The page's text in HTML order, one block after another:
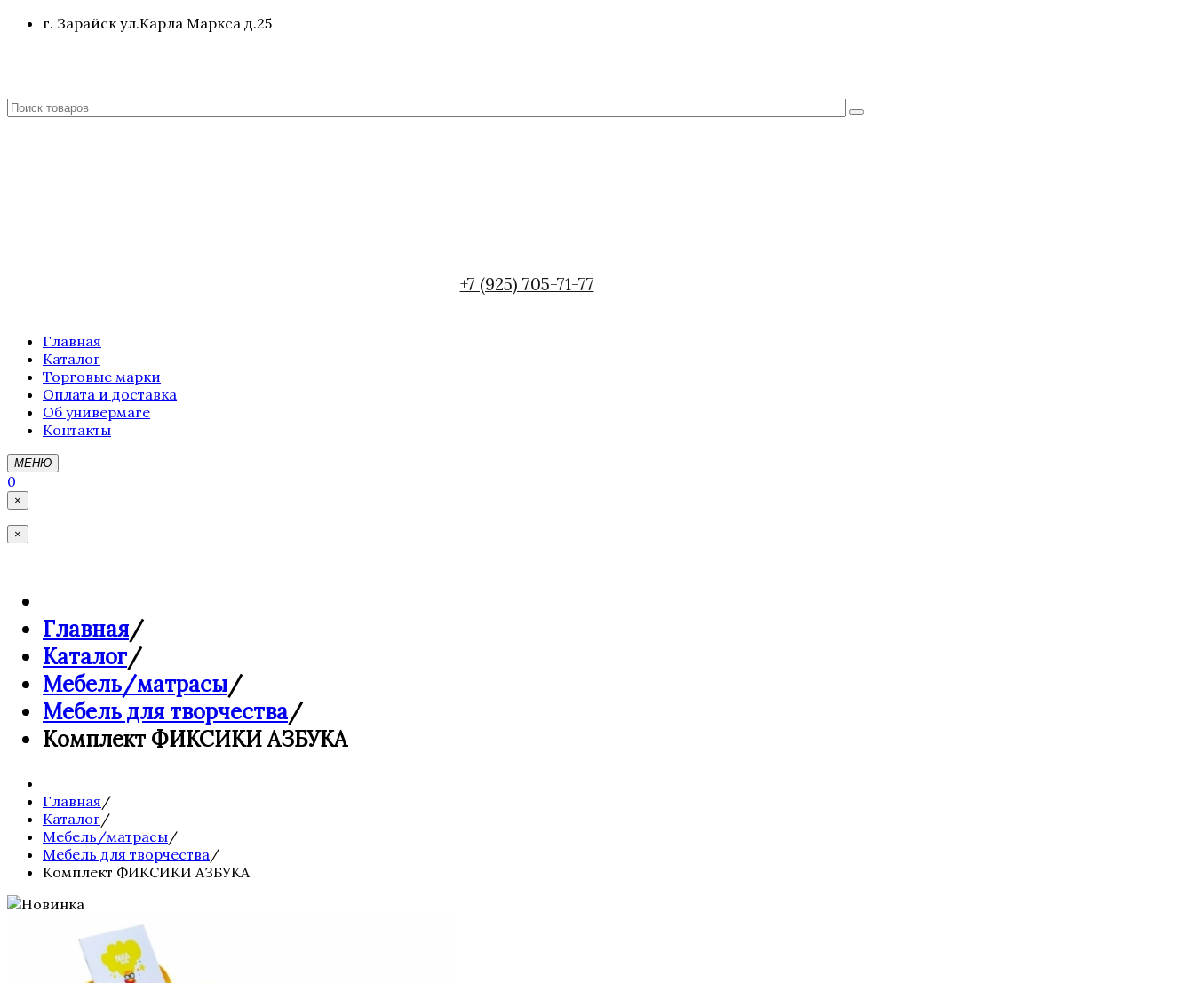
г. Зарайск ул.Карла Маркса д.25
+7 (925) 705-71-77
Главная
Каталог
Торговые марки
Оплата и доставка
Об универмаге
Контакты
МЕНЮ
0
×
×
Главная/
Каталог/
Мебель/матрасы/
Мебель для творчества/
Комплект ФИКСИКИ АЗБУКА
Главная /
Каталог /
Мебель/матрасы/
Мебель для творчества /
Комплект ФИКСИКИ АЗБУКА